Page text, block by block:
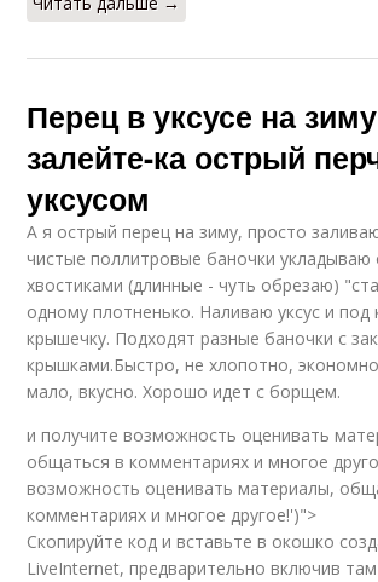
Перец в уксусе на
залейте-ка острый
уксусом
А я острый перец на зиму, просто
чистые поллитровые баночки укладываю
хвостиками (длинные - чуть обрезаю)
одному плотненько. Наливаю уксус и под
крышечку. Подходят разные баночки с
крышками.Быстро, не хлопотно, экономно
мало, вкусно. Хорошо идет с борщем.
и получите возможность оценивать
общаться в комментариях и многое
возможность оценивать материалы,
комментариях и многое другое!')">
Скопируйте код и вставьте в окошко
LiveInternet, предварительно включив